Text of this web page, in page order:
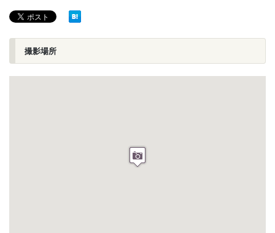
撮影場所